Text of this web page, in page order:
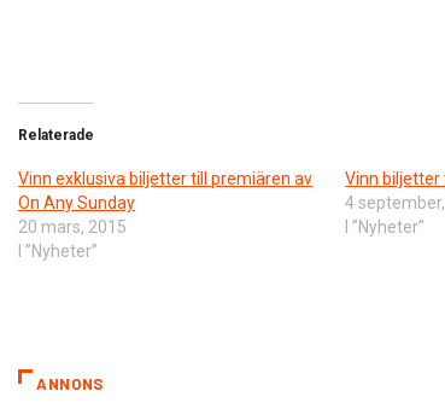
Relaterade
Vinn exklusiva biljetter till premiären av
On Any Sunday
20 mars, 2015
I ”Nyheter”
Vinn biljetter
4
I ”Nyheter”
ANNONS